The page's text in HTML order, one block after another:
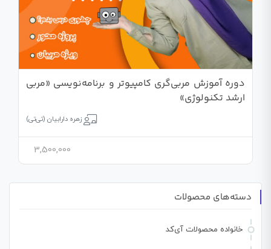
دوره آموزش مربی‌گری کامپیوتر و برنامه‌نویسی «مربی
ارشد تکنولوژی»
زهره دارابیان (تی‌تی)
3,500,000
دسته‌های محصولات
خانواده محصولات آی‌کد